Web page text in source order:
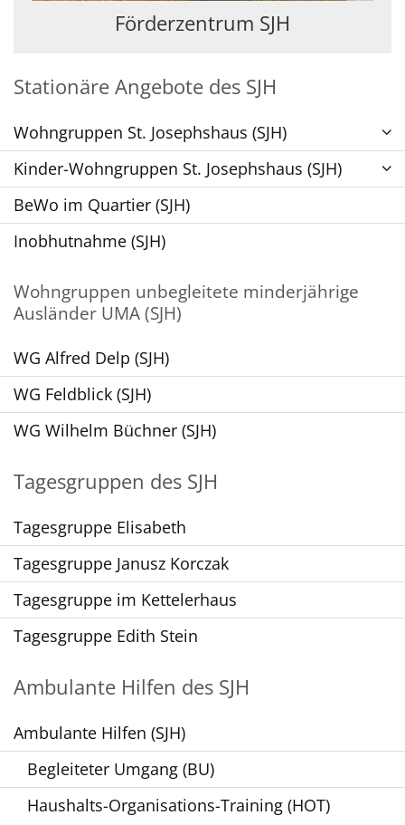
Förderzentrum SJH
Stationäre Angebote des SJH
Wohngruppen St. Josephshaus (SJH)
Kinder-Wohngruppen St. Josephshaus (SJH)
BeWo im Quartier (SJH)
Inobhutnahme (SJH)
Wohngruppen unbegleitete minderjährige
Ausländer UMA (SJH)
WG Alfred Delp (SJH)
WG Feldblick (SJH)
WG Wilhelm Büchner (SJH)
Tagesgruppen des SJH
Tagesgruppe Elisabeth
Tagesgruppe Janusz Korczak
Tagesgruppe im Kettelerhaus
Tagesgruppe Edith Stein
Ambulante Hilfen des SJH
Ambulante Hilfen (SJH)
Begleiteter Umgang (BU)
Haushalts-Organisations-Training (HOT)